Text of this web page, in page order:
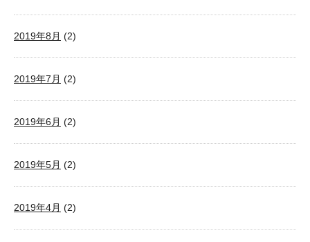
2019年8月 (2)
2019年7月 (2)
2019年6月 (2)
2019年5月 (2)
2019年4月 (2)